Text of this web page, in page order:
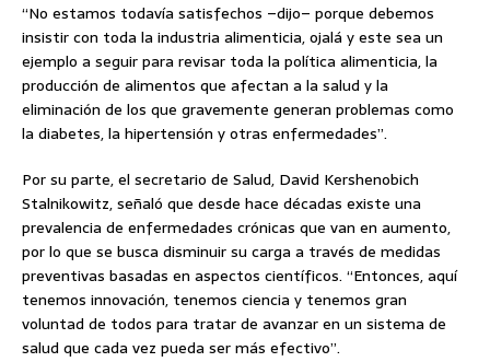
“No estamos todavía satisfechos –dijo– porque debemos
insistir con toda la industria alimenticia, ojalá y este sea un
ejemplo a seguir para revisar toda la política alimenticia, la
producción de alimentos que afectan a la salud y la
eliminación de los que gravemente generan problemas como
la diabetes, la hipertensión y otras enfermedades”.
Por su parte, ​el secretario de Salud, David Kershenobich
Stalnikowitz, señaló que desde hace décadas existe una
prevalencia de enfermedades crónicas que van en aumento,
por lo que se busca disminuir su carga a través de medidas
preventivas basadas en aspectos científicos. “Entonces, aquí
tenemos innovación, tenemos ciencia y tenemos gran
voluntad de todos para tratar de avanzar en un sistema de
salud que cada vez pueda ser más efectivo”.